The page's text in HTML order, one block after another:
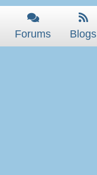
Forums Blogs